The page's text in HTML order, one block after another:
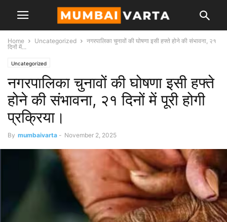
Home Uncategorized
नगरपालिका चुनावों की घोषणा इसी हफ्ते होने की संभावना, २१
दिनों में...
Uncategorized
नगरपालिका चुनावों की घोषणा इसी हफ्ते
होने की संभावना, २१ दिनों में पूरी होगी
प्रक्रिया।
By mumbaivarta - November 2, 2025